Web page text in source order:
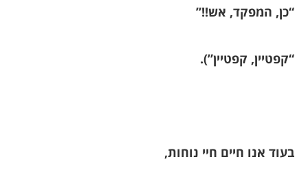
“כן, המפקד, אש!!”
“קפטיין, קפטיין”).
בעוד אנו חיים חיי נוחות,